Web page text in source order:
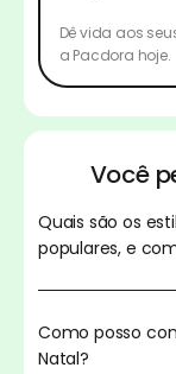
Dê vida aos
a Pacdora hoje.
Você
Quais são os
populares, e
trazem
embalagem.
prateado
Como posso
Natal?